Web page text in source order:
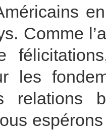
Comme
les
relations